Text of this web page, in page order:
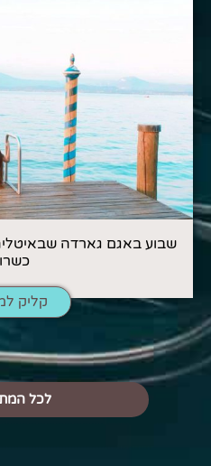
שבוע באגם גארדה
קליק
לכל